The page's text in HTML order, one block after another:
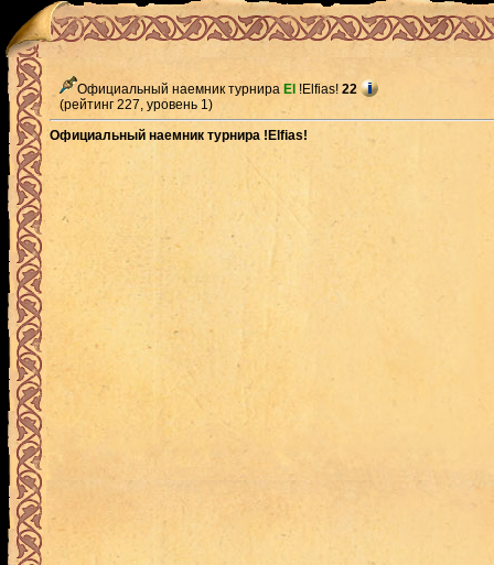
Официальный наемник турнира El !Elfias! 22
(рейтинг 227, уровень 1)
Официальный наемник турнира !Elfias!